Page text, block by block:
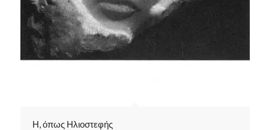
Η, όπως Ηλιοστεφής